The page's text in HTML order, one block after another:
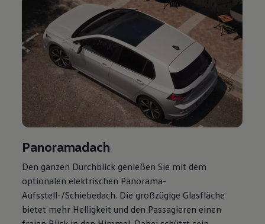
Panoramadach
Den ganzen Durchblick genießen Sie mit dem
optionalen elektrischen Panorama-
Aufsstell-/Schiebedach. Die großzügige Glasfläche
bietet mehr Helligkeit und den Passagieren einen